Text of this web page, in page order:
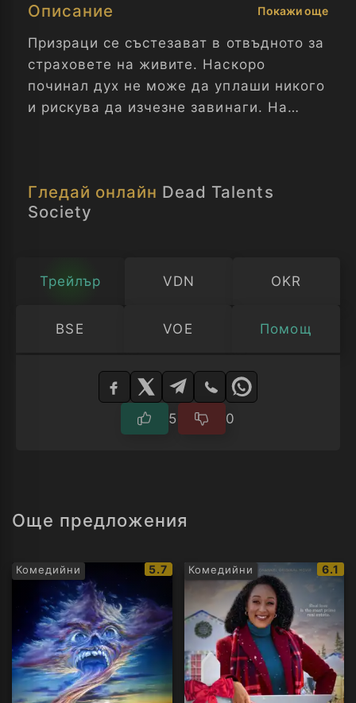
Описание Покажи още
Призраци се състезават в отвъдното за
страховете на живите. Наскоро
починал дух не може да уплаши никого
и рискува да изчезне завинаги. На
Гледай онлайн Dead Talents
Society
Трейлър VDN OKR
BSE VOE Помощ
Изберете
5 0
Още предложения
Комедийни
IMDb
рейтинг:
5.7 Комедийни
IMDb
6.1